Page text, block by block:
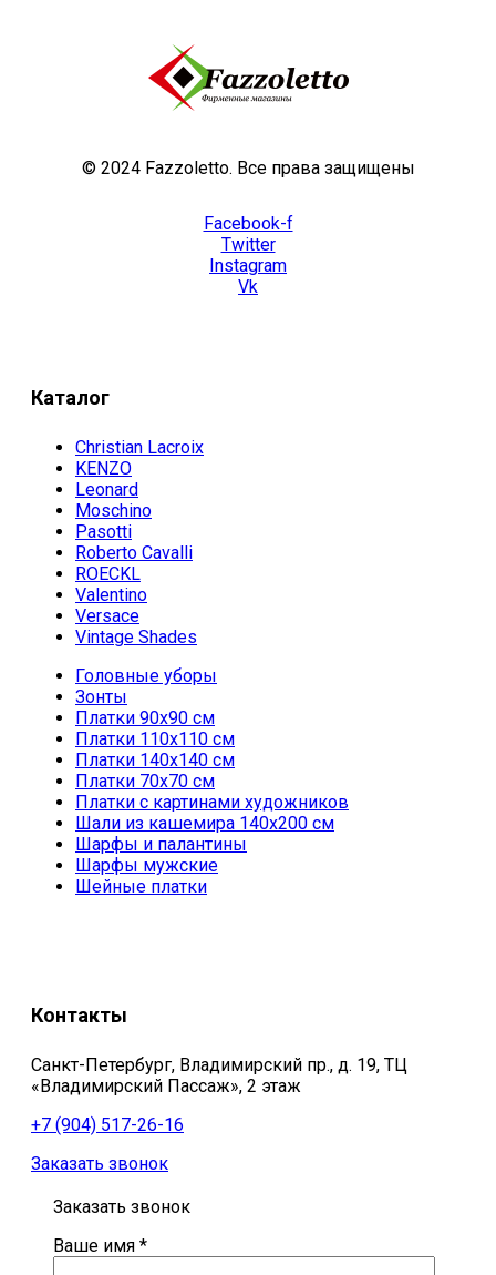
© 2024 Fazzoletto. Все права защищены
Facebook-f
Twitter
Instagram
Vk
Каталог
Christian Lacroix
KENZO
Leonard
Moschino
Pasotti
Roberto Cavalli
ROECKL
Valentino
Versace
Vintage Shades
Головные уборы
Зонты
Платки 90х90 см
Платки 110х110 см
Платки 140х140 см
Платки 70х70 см
Платки с картинами художников
Шали из кашемира 140х200 см
Шарфы и палантины
Шарфы мужские
Шейные платки
Контакты
Санкт-Петербург, Владимирский пр., д. 19, ТЦ
«Владимирский Пассаж», 2 этаж
+7 (904) 517-26-16
Заказать звонок
Заказать звонок
Ваше имя *